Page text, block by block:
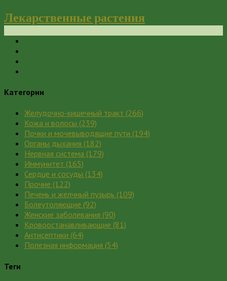
Лекарственные растения
Категории
Желудочно-кишечный тракт (266)
Кожа и волосы (239)
Почки и мочевыводящие пути (194)
Органы дыхания (182)
Нервная система (179)
Иммунитет (165)
Сердце и сосуды (134)
Прочие (122)
Печень и желчный пузырь (109)
Болеутоляющие (92)
Женские заболевания (90)
Кровоостанавливающие (81)
Антисептики (64)
Полезная информация (54)
Теги